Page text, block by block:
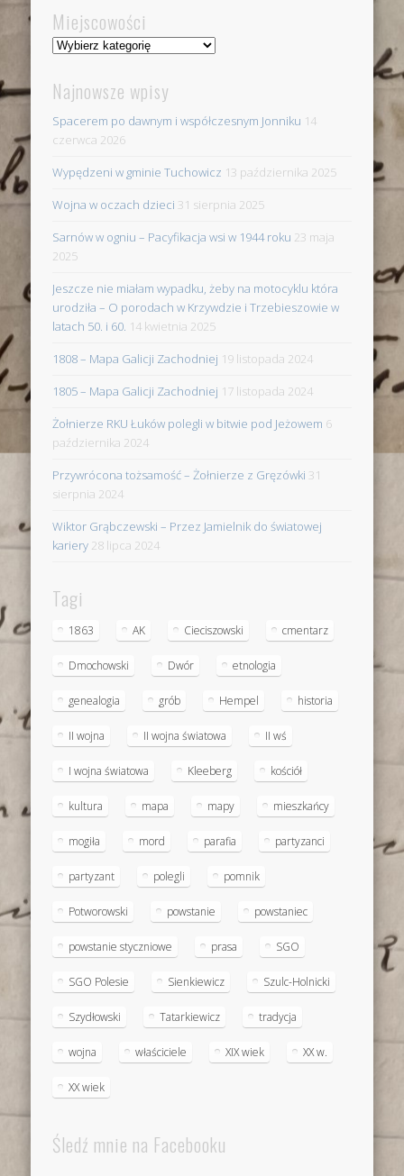
Miejscowości
Miejscowości
Najnowsze wpisy
Spacerem po dawnym i współczesnym Jonniku 14
czerwca 2026
Wypędzeni w gminie Tuchowicz 13 października 2025
Wojna w oczach dzieci 31 sierpnia 2025
Sarnów w ogniu – Pacyfikacja wsi w 1944 roku 23 maja
2025
Jeszcze nie miałam wypadku, żeby na motocyklu która
urodziła – O porodach w Krzywdzie i Trzebieszowie w
latach 50. i 60. 14 kwietnia 2025
1808 – Mapa Galicji Zachodniej 19 listopada 2024
1805 – Mapa Galicji Zachodniej 17 listopada 2024
Żołnierze RKU Łuków polegli w bitwie pod Jeżowem 6
października 2024
Przywrócona tożsamość – Żołnierze z Gręzówki 31
sierpnia 2024
Wiktor Grąbczewski – Przez Jamielnik do światowej
kariery 28 lipca 2024
Tagi
1863 AK Cieciszowski cmentarz
Dmochowski Dwór etnologia
genealogia grób Hempel historia
II wojna II wojna światowa II wś
I wojna światowa Kleeberg kościół
kultura mapa mapy mieszkańcy
mogiła mord parafia partyzanci
partyzant polegli pomnik
Potworowski powstanie powstaniec
powstanie styczniowe prasa SGO
SGO Polesie Sienkiewicz Szulc-Holnicki
Szydłowski Tatarkiewicz tradycja
wojna właściciele XIX wiek XX w.
XX wiek
Śledź mnie na Facebooku